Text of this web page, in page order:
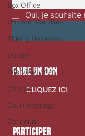
Box Office
Univers Star Wars
Thierry Uebersax
Dossier
Interview vidéo
Cinéma
Court-métrage
Concours
Oui, je
Participer
faire un don
CLIQUEZ ICI